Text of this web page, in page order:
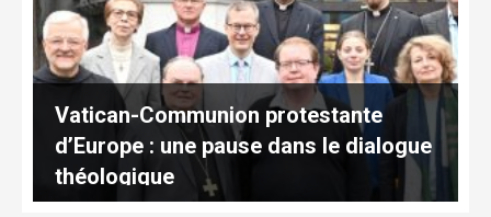
Vatican-Communion protestante
d’Europe : une pause dans le dialogue
théologique